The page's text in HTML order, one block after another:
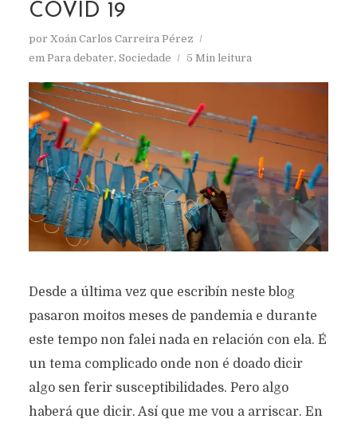
COVID 19
por Xoán Carlos Carreira Pérez
em Para debater, Sociedade 5 Min leitura
Desde a última vez que escribín neste blog
pasaron moitos meses de pandemia e durante
este tempo non falei nada en relación con ela. É
un tema complicado onde non é doado dicir
algo sen ferir susceptibilidades. Pero algo
haberá que dicir. Así que me vou a arriscar. En